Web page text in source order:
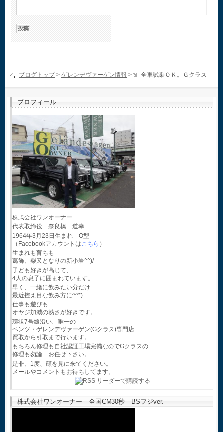
ブログトップ> ゲレンデヴァーゲン情報 > 全車試乗ＯＫ。Ｇクラス
プロフィール
株式会社ワンオーナー
代表取締役 奈良橋 道幸
1964年3月23日生まれ O型
（Facebookアカウントはこちら ）
生まれも育ちも
葛飾、柴又となりの新小岩^^)/
子ども好きが高じて、
4人の息子に囲まれています。
早く、一緒に飲みたい分だけ
最近控え目な飲み方に^^*)
仕事も遊びも
オヤジ加減の熱さが好きです。
環状7号線沿い、唯一の
ベンツ・ゲレンデヴァーゲン(Gクラス)専門店
買取から引取まで行います。
もちろん修理も自社認証工場完備なのでGクラスの
修理も勿論 お任せ下さい。
是非、1度、顔を見に来てください。
メールやコメントもお待ちしてます。
株式会社ワンオーナー 全国CM30秒 BSフジver.